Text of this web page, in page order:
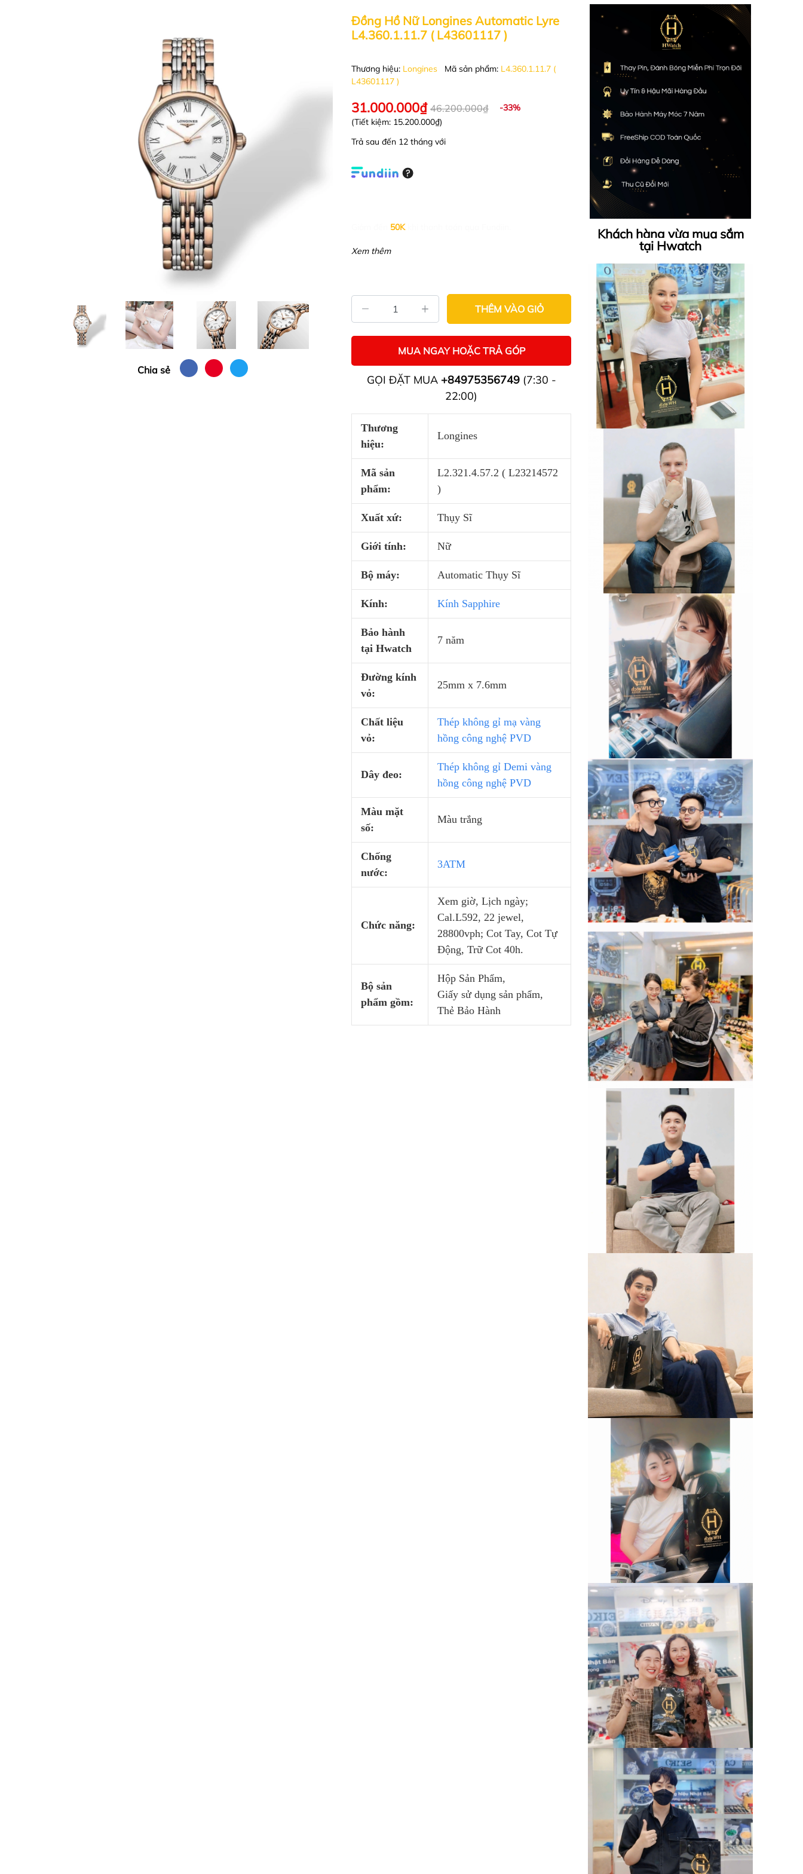
Chia sẻ
Đồng Hồ Nữ Longines Automatic Lyre
L4.360.1.11.7 ( L43601117 )
Thương hiệu: Longines Mã sản phẩm: L4.360.1.11.7 (
L43601117 )
31.000.000₫ 46.200.000₫
-33%
(Tiết kiệm: 15.200.000₫)
Trả sau đến 12 tháng với
50K
Xem thêm
THÊM VÀO GIỎ
MUA NGAY HOẶC TRẢ GÓP
GỌI ĐẶT MUA +84975356749(7:30 -
22:00)
Thương
hiệu:
Longines
Mã sản
phẩm:
L2.321.4.57.2 ( L23214572
)
Xuất xứ: Thụy Sĩ
Giới tính: Nữ
Bộ máy: Automatic Thụy Sĩ
Kính: Kính Sapphire
Bảo hành
tại Hwatch
7 năm
Đường kính
vỏ:
25mm x 7.6mm
Chất liệu
vỏ:
Thép không gỉ mạ vàng
hồng công nghệ PVD
Dây đeo:
Thép không gỉ Demi vàng
hồng công nghệ PVD
Màu mặt
số:
Màu trắng
Chống
nước:
3ATM
Chức năng:
Xem giờ, Lịch ngày;
Cal.L592, 22 jewel,
28800vph; Cot Tay, Cot Tự
Động, Trữ Cot 40h.
Bộ sản
phẩm gồm:
Hộp Sản Phẩm,
Giấy sử dụng sản phẩm,
Thẻ Bảo Hành
Khách hàng vừa mua sắm
tại Hwatch